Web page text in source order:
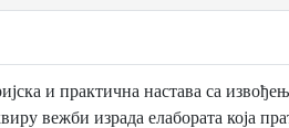
и практична настава са
вежби израда елабората која